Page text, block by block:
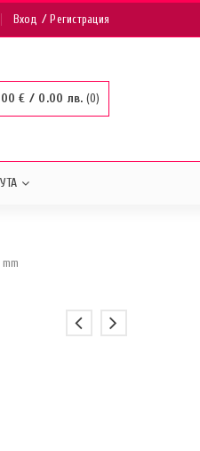
Вход /Регистрация
€ / 0.00 лв. 0